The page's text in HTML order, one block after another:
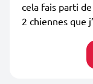
cela fais parti
2 chiennes que